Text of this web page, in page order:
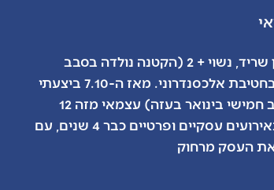
ניב בן 36 מהמושב עין שריד, נשוי + 2 (הקטנה נולדה בסבב
השני) משרת כלוחם בחטיבת אלכסנדרוני. מאז ה-7.10 ביצעתי
436 ימי מילואים (סבב חמישי בינואר בעזה) עצמאי מזה 12
שנים וכיום מתעסק באירועים עסקיים ופרטיים כבר 4 שנים, עם
העסק מרחוק